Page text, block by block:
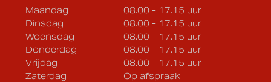
Maandag
08.00 - 17.15 uur
Dinsdag
08.00 - 17.15 uur
Woensdag
08.00 - 17.15 uur
Donderdag
08.00 - 17.15 uur
Vrijdag
08.00 - 17.15 uur
Zaterdag
Op afspraak